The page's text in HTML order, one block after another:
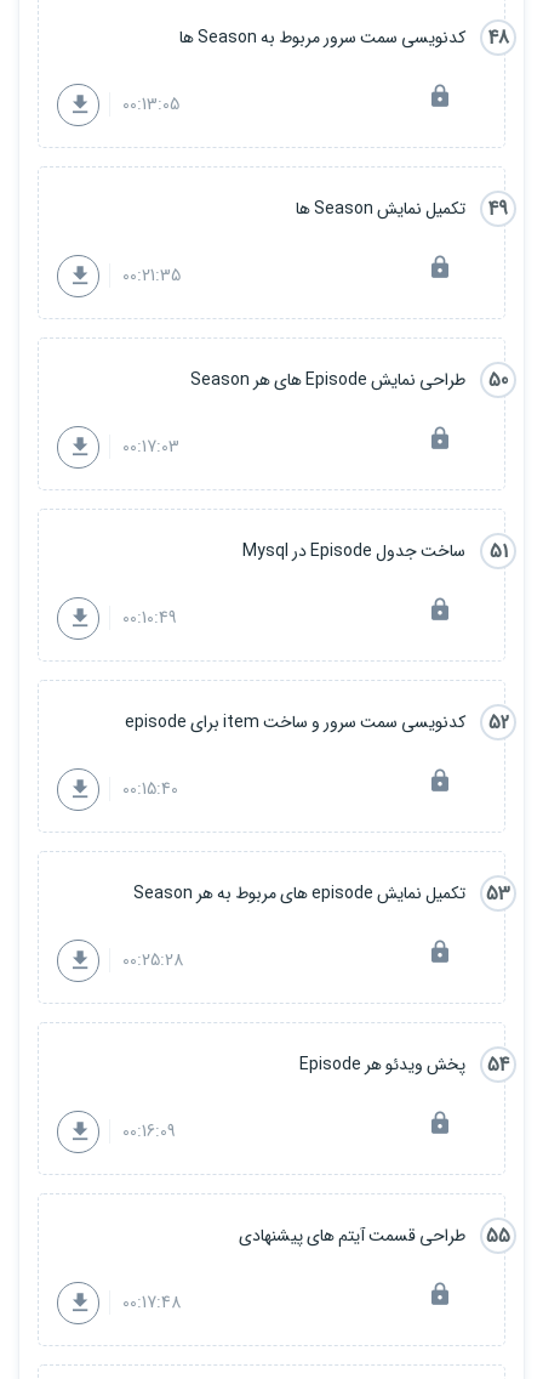
48 کدنویسی سمت سرور مربوط به Season ها
00:13:05
49 تکمیل نمایش Season ها
00:21:35
50 طراحی نمایش Episode های هر Season
00:17:03
51 ساخت جدول Episode در Mysql
00:10:49
52 کدنویسی سمت سرور و ساخت item برای episode
00:15:40
53 تکمیل نمایش episode های مربوط به هر Season
00:25:28
54 پخش ویدئو هر Episode
00:16:09
55 طراحی قسمت آیتم های پیشنهادی
00:17:48